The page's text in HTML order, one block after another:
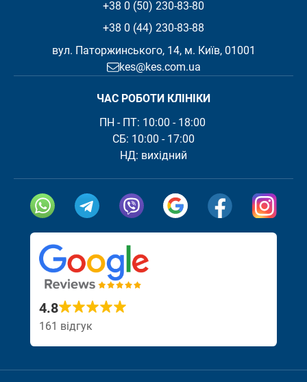
Посилання скопійовано Відвідайте
4.8
161 відгук
+38 0 (50) 230-83-80
+38 0 (44) 230-83-88
вул. Паторжинського, 14, м. Київ, 01001
kes@kes.com.ua
ЧАС РОБОТИ КЛІНІКИ
ПН - ПТ: 10:00 - 18:00
СБ: 10:00 - 17:00